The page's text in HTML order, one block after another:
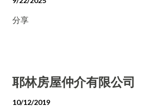
分享
耶林房屋仲介有限公司
10/12/2019